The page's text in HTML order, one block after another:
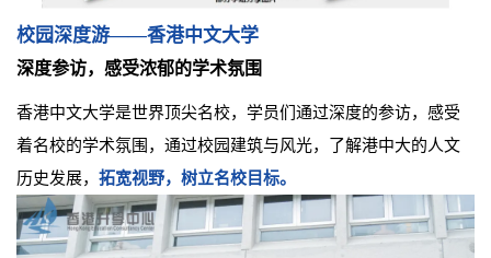
校园深度游——香港中文大学
深度参访，感受浓郁的学术氛围
香港中文大学是世界顶尖名校，学员们通过深度的参访，感受
着名校的学术氛围，通过校园建筑与风光，
了解港中大的人文
历史发展， 拓宽视野，树立名校目标。